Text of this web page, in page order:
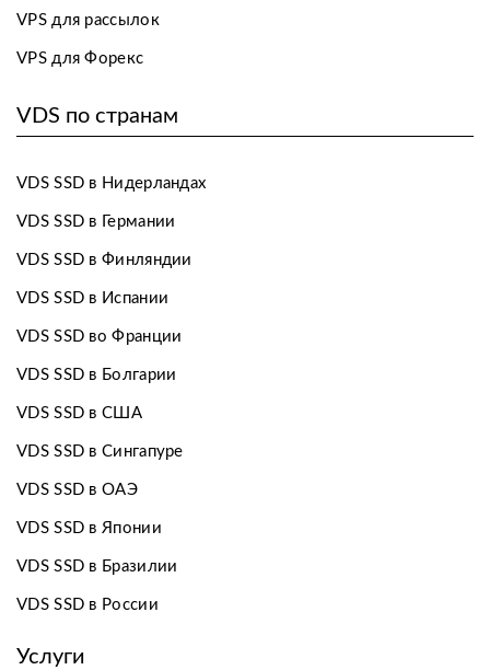
VPS для рассылок
VPS для Форекс
VDS по странам
VDS SSD в Нидерландах
VDS SSD в Германии
VDS SSD в Финляндии
VDS SSD в Испании
VDS SSD во Франции
VDS SSD в Болгарии
VDS SSD в США
VDS SSD в Сингапуре
VDS SSD в ОАЭ
VDS SSD в Японии
VDS SSD в Бразилии
VDS SSD в России
Услуги